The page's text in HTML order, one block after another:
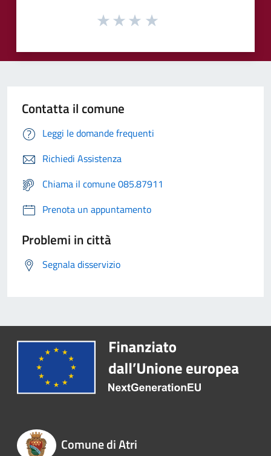
Contatta il comune
Leggi le domande frequenti
Richiedi Assistenza
Chiama il comune 085.87911
Prenota un appuntamento
Problemi in città
Segnala disservizio
Comune di Atri